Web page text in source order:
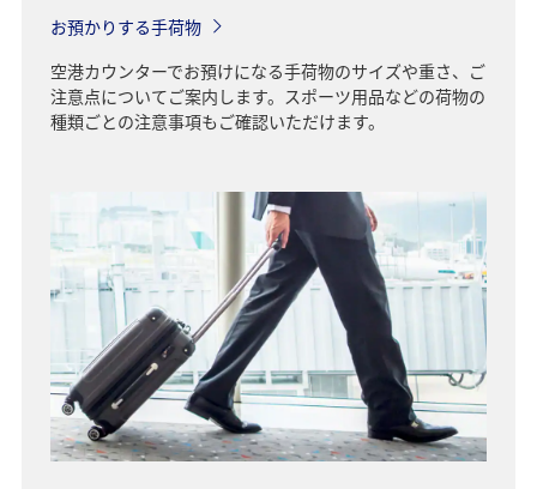
お預かりする手荷物
空港カウンターでお預けになる手荷物のサイズや重さ、ご
注意点についてご案内します。スポーツ用品などの荷物の
種類ごとの注意事項もご確認いただけます。